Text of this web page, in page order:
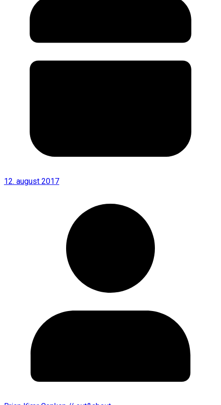
12. august 2017